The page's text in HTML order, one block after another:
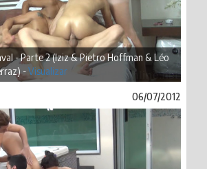
- Parte 2 (Iziz & Pietro Hoffman & Léo
-Visualizar
06/07/2012